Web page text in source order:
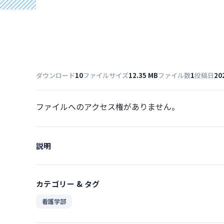
ダウンロード10ファイルサイズ12.35 MBファイル数1投稿日
ファイルへのアクセス権がありません。
説明
カテゴリー & タグ
看護学部